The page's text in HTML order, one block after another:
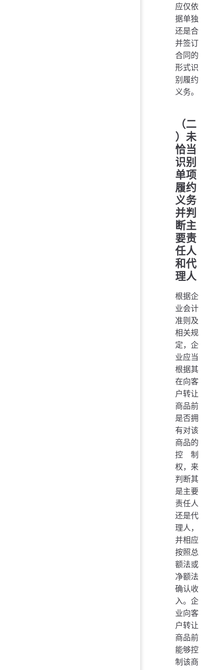
应仅依
据单独
还是合
并签订
合同的
形式识
别履约
义务。
（二
）未
恰当
识别
单项
履约
义务
并判
断主
要责
任人
和代
理人
根据企
业会计
准则及
相关规
定，企
业应当
根据其
在向客
户转让
商品前
是否拥
有对该
商品的
控制
权，来
判断其
是主要
责任人
还是代
理人，
并相应
按照总
额法或
净额法
确认收
入。企
业向客
户转让
商品前
能够控
制该商